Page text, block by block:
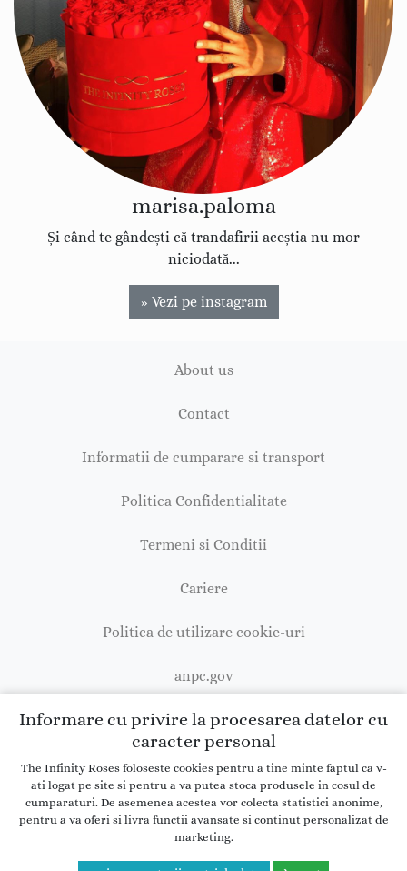
Informare cu privire la procesarea datelor cu
caracter personal
The Infinity Roses foloseste cookies pentru a tine minte faptul ca v-
ati logat pe site si pentru a va putea stoca produsele in cosul de
cumparaturi. De asemenea acestea vor colecta statistici anonime,
pentru a va oferi si livra functii avansate si continut personalizat de
marketing.
marisa.paloma
Și când te gândești că trandafirii aceștia nu mor
niciodată...
» Vezi pe instagram
About us
Contact
Informatii de cumparare si transport
Politica Confidentialitate
Termeni si Conditii
Cariere
Politica de utilizare cookie-uri
anpc.gov
Copyright © 2026 theinfinityroses.ro